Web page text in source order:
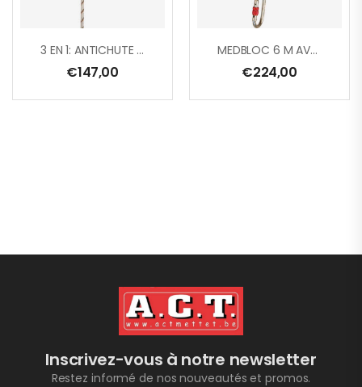
3 EN 1: ANTICHUTE COULISSANT+BLOQUEUR SUR CORDE+TENDEUR DE LONGE AVEC LONGETTE D’EXTENSION + 1 AM002
€147,00
MEDBLOC 6 M AVEC CARTER ABS, SANGLE EN POLYESTER 25 MM, ÉMERILLION À TÉMOIN DE CHUTE + 1 AM002
€224,00
Inscrivez-vous à notre newsletter
Restez informé de nos nouveautés et promos.